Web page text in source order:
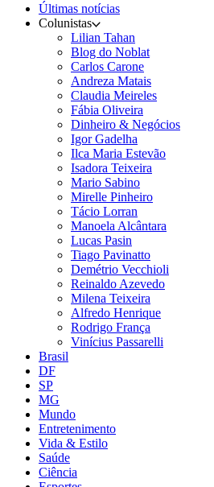
Últimas notícias
Colunistas
Lilian Tahan
Blog do Noblat
Carlos Carone
Andreza Matais
Claudia Meireles
Fábia Oliveira
Dinheiro & Negócios
Igor Gadelha
Ilca Maria Estevão
Isadora Teixeira
Mario Sabino
Mirelle Pinheiro
Tácio Lorran
Manoela Alcântara
Lucas Pasin
Tiago Pavinatto
Demétrio Vecchioli
Reinaldo Azevedo
Milena Teixeira
Alfredo Henrique
Rodrigo França
Vinícius Passarelli
Brasil
DF
SP
MG
Mundo
Entretenimento
Vida & Estilo
Saúde
Ciência